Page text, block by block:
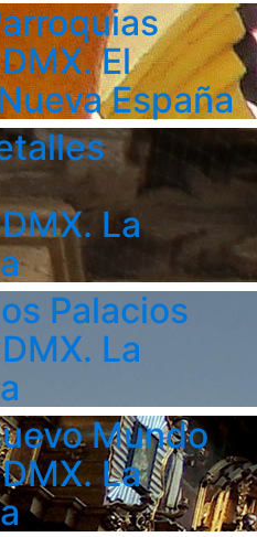
El
España
La
Palacios
La
Mundo
La